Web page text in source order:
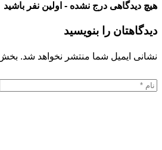
هیچ دیدگاهی درج نشده - اولین نفر باشید
دیدگاهتان را بنویسید
نشانی ایمیل شما منتشر نخواهد شد.